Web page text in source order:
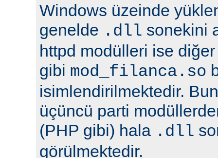
Windows üzeinde
genelde .dll sonekini
httpd modülleri ise
gibi mod_filanca.so
isimlendirilmektedir.
üçüncü parti
(PHP gibi) hala .dll
görülmektedir.